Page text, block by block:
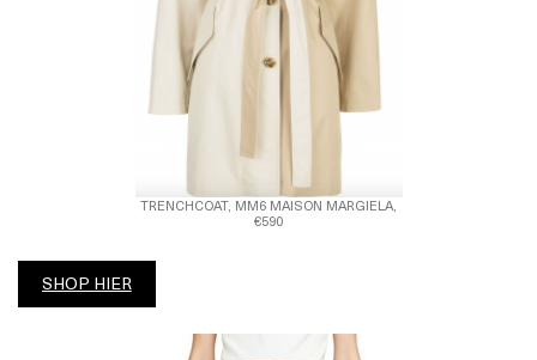
TRENCHCOAT, MM6 MAISON MARGIELA,
€590
SHOP HIER